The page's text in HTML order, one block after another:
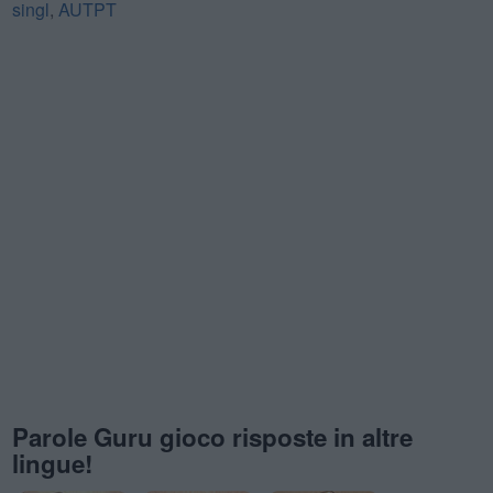
singl, AUTPT
Parole Guru gioco risposte in altre
lingue!